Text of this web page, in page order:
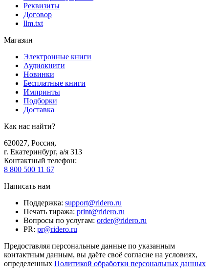
Реквизиты
Договор
llm.txt
Магазин
Электронные книги
Аудиокниги
Новинки
Бесплатные книги
Импринты
Подборки
Доставка
Как нас найти?
620027, Россия,
г. Екатеринбург, а/я 313
Контактный телефон:
8 800 500 11 67
Написать нам
Поддержка: support@ridero.ru
Печать тиража: print@ridero.ru
Вопросы по услугам: order@ridero.ru
PR: pr@ridero.ru
Предоставляя персональные данные по указанным
контактным данным, вы даёте своё согласие на условиях,
определенных Политикой обработки персональных данных